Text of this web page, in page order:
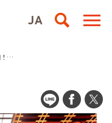
邸宅から国宝まで一斉公開！『2025年京都モダン建築祭』が今年も開催／京都市内各所